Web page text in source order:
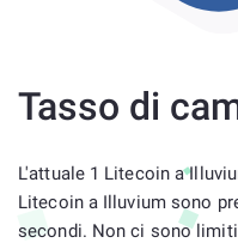
Tasso di
L'attuale 1 Litecoin a
Litecoin a Illuvium sono
secondi. Non ci sono